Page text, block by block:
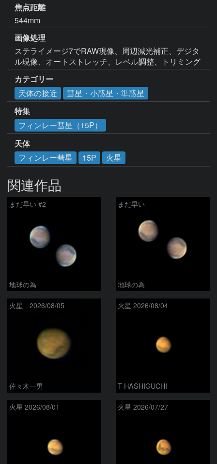
焦点距離
544mm
画像処理
ステライメージ7でRAW現像、周辺減光補正、デジタ
ル現像、オートストレッチ、レベル調整、トリミング
カテゴリー
天体の接近
彗星・小惑星・準惑星
特集
フィンレー彗星（15P）
天体
フィンレー彗星
15P 火星
関連作品
まだ早い #2
地球の為
まだ早い
地球の為
火星 2026/08/05
佐々木一男
火星 2026/08/04
T-HASHIGUCHI
火星 2026/08/01 火星 2026/07/27